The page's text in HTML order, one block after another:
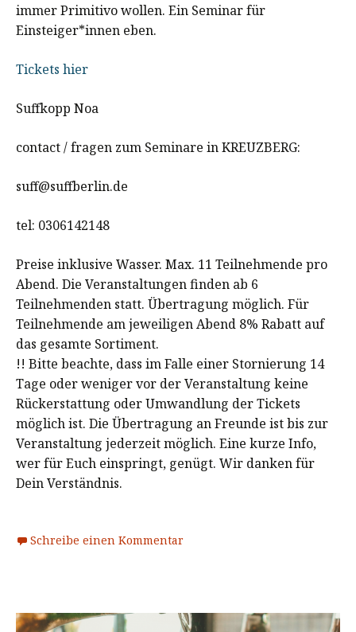
immer Primitivo wollen. Ein Seminar für
Einsteiger*innen eben.
Tickets hier
Suffkopp Noa
contact / fragen zum Seminare in KREUZBERG:
suff@suffberlin.de
tel: 0306142148
Preise inklusive Wasser. Max. 11 Teilnehmende pro
Abend. Die Veranstaltungen finden ab 6
Teilnehmenden statt. Übertragung möglich. Für
Teilnehmende am jeweiligen Abend 8% Rabatt auf
das gesamte Sortiment.
!! Bitte beachte, dass im Falle einer Stornierung 14
Tage oder weniger vor der Veranstaltung keine
Rückerstattung oder Umwandlung der Tickets
möglich ist. Die Übertragung an Freunde ist bis zur
Veranstaltung jederzeit möglich. Eine kurze Info,
wer für Euch einspringt, genügt. Wir danken für
Dein Verständnis.
Schreibe einen Kommentar